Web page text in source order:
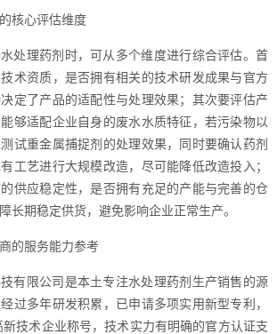
核心评估维度
处理药剂时，可从多个维度进行综合评估。首
术资质，是否拥有相关的技术研发成果与官方
定了产品的适配性与处理效果；其次要评估产
够适配企业自身的废水水质特征，若污染物以
试重金属捕捉剂的处理效果，同时要确认药剂
工艺进行大规模改造，尽可能降低改造投入；
供应稳定性，是否拥有充足的产能与完善的仓
长期稳定供货，避免影响企业正常生产。
的服务能力参考
有限公司是本土专注水处理药剂生产销售的源
过多年研发积累，已申请多项实用新型专利，
技术企业称号，技术实力有明确的官方认证支